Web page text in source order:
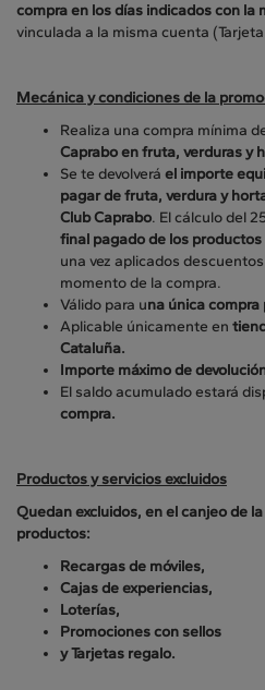
compra en los días indicados con la
vinculada a la misma cuenta
Mecánica y condiciones de la
Realiza una compra mínima
Caprabo en fruta, verduras y
Se te devolverá el importe
pagar de fruta, verdura y
Club Caprabo. El cálculo del
final pagado de los
una vez aplicados
momento de la compra.
Válido para una única
Aplicable únicamente en
Cataluña.
Importe máximo de
El saldo acumulado estará
compra.
Productos y servicios excluidos
Quedan excluidos, en el canjeo de
productos:
Recargas de móviles,
Cajas de experiencias,
Loterías,
Promociones con sellos
y Tarjetas regalo.